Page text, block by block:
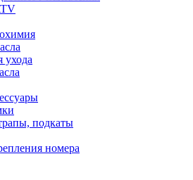
ухода
подкаты
номера